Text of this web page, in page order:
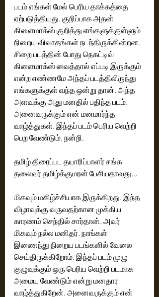
படம் எங்கள் மேல் பெரிய தாக்கத்தை
ஏற்படுத்தியது. குறிப்பாக அதன்
கிளைமாக்ஸ் குறித்து எங்களுக்குள்ளும்
நிறைய விவாதங்கள் நடந்திருக்கின்றன.
சிறை படத்தின் போது நெகட்டிவ்
கிளைமாக்ஸ் வைத்தால் எப்படி இருக்கும்
என்ற எண்ணமே அந்தப் படத்திலிருந்து
எங்களுக்குள் வந்த ஒன்று தான். அந்த
அளவுக்கு அது மனதில் பதிந்த படம்.
அனைவருக்கும் என் மனமார்ந்த
வாழ்த்துகள். இந்தப் படம் பெரிய வெற்றி
பெற வேண்டும். நன்றி.
தமிழ் திரைப்பட தயாரிப்பாளர் சங்க
தலைவர் தமிழ்க்குமரன் பேசியதாவது..,
மிகவும் மகிழ்ச்சியாக இருக்கிறது. இந்த
விழாவுக்கு வருவதற்கான முக்கிய
காரணம் செந்தில் சார்தான். அவர்
மிகவும் நல்ல மனிதர். நாங்கள்
இணைந்து நிறைய படங்களில் வேலை
செய்திருக்கிறோம். இந்தப் படம் முழு
குழுவுக்கும் ஒரு பெரிய வெற்றி படமாக
அமைய வேண்டும் என்று மனதார
வாழ்த்துகிறேன். அனைவருக்கும் என்